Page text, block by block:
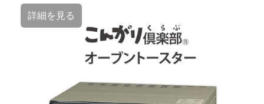
詳細を見る